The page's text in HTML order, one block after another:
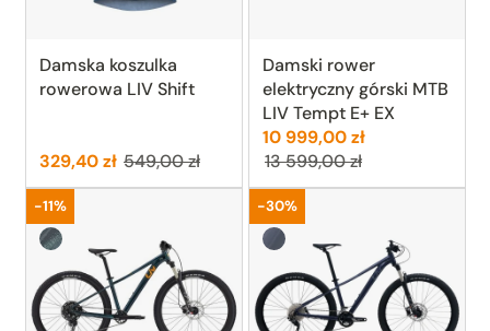
Damska koszulka
rowerowa LIV Shift
Cena:
329,40 zł Poprzednia cena:
549,00 zł
Damski rower
elektryczny górski MTB
LIV Tempt E+ EX
Cena:
10 999,00 złPoprzednia
13 599,00 zł
Promocja
-11%
Starry Night (gwiaździsta noc)
Promocja
-30%
Milky Way (granatowy)